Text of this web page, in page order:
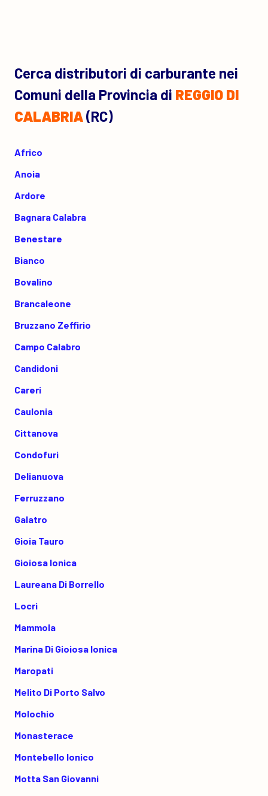
Cerca distributori di carburante nei
Comuni della Provincia di REGGIO DI
CALABRIA(RC)
Africo
Anoia
Ardore
Bagnara Calabra
Benestare
Bianco
Bovalino
Brancaleone
Bruzzano Zeffirio
Campo Calabro
Candidoni
Careri
Caulonia
Cittanova
Condofuri
Delianuova
Ferruzzano
Galatro
Gioia Tauro
Gioiosa Ionica
Laureana Di Borrello
Locri
Mammola
Marina Di Gioiosa Ionica
Maropati
Melito Di Porto Salvo
Molochio
Monasterace
Montebello Ionico
Motta San Giovanni